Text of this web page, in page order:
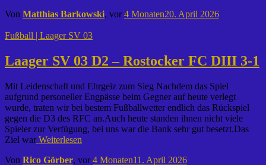
Von Matthias Barkowski, vor4 Monaten20. April 2026
Fußball | Laager SV 03
Laager SV 03 D2 – Rostocker FC DIII 3-1
Mit Leidenschaft und Ehrgeiz zum Sieg Nachdem das Spiel
aufgrund personeller Engpässe beim Gegner auf heute verlegt
wurde, traten wir bei bestem Fußballwetter endlich das Rückspiel
gegen die D3 des RFC an.Auch heute standen ihnen nicht viele
Spieler zur Verfügung, bei uns war die Bank sehr gut besetzt.Das
Ziel warWeiterlesen
Von Rico Görber, vor4 Monaten11. April 2026